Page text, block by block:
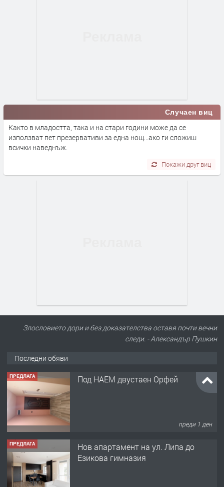
Случаен виц
Както в младостта, така и на стари години може да се
използват пет презервативи за една нощ...ако ги сложиш
всички наведнъж.
Покажи друг виц
Злословието дори и без доказателства оставя почти вечни
следи. - Александър Пушкин
Последни обяви
ПРЕДЛАГА
Нов апартамент на ул. Липа до
преди 1 ден
ПРЕДЛАГА
🔑 ОБЗАВЕДЕНА ГАРСОНИЕРА ПОД
НАЕМ В КВ. „ОРФЕЙ“ – ДО